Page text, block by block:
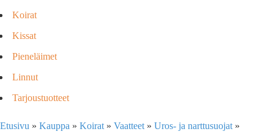
Koirat
Kissat
Pieneläimet
Linnut
Tarjoustuotteet
Etusivu » Kauppa » Koirat » Vaatteet » Uros- ja narttusuojat »